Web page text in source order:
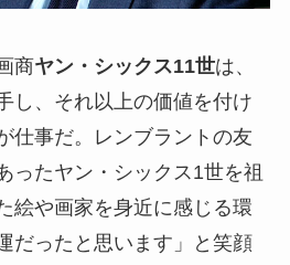
商ヤン・シックス11世は、
し、それ以上の価値を付け
仕事だ。レンブラントの友
ったヤン・シックス1世を祖
絵や画家を身近に感じる環
だったと思います」と笑顔